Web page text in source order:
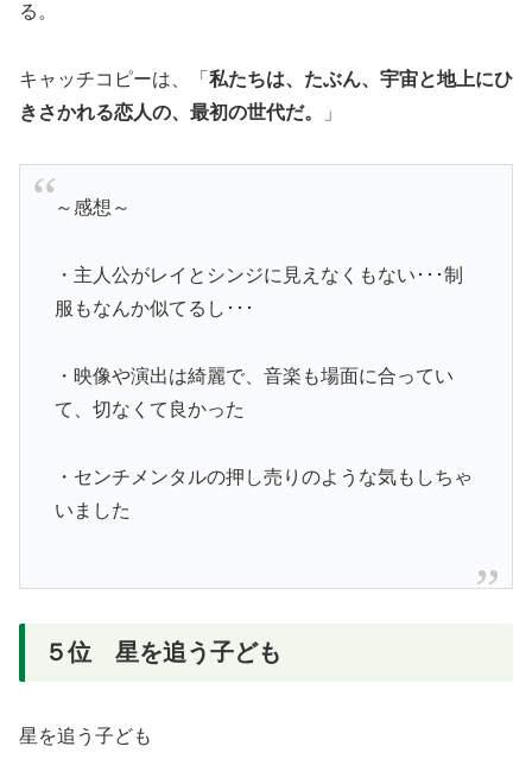
る。
キャッチコピーは、「 私たちは、たぶん、宇宙と地上にひ
きさかれる恋人の、最初の世代だ。
」
～感想～
・主人公がレイとシンジに見えなくもない･･･制
服もなんか似てるし･･･
・映像や演出は綺麗で、音楽も場面に合ってい
て、切なくて良かった
・センチメンタルの押し売りのような気もしちゃ
いました
５位 星を追う子ども
星を追う子ども